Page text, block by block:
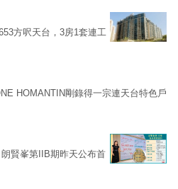
方呎天台，3房1套連工
HOMANTIN剛錄得一宗連天台特色戶
賢峯第IIB期昨天公布首